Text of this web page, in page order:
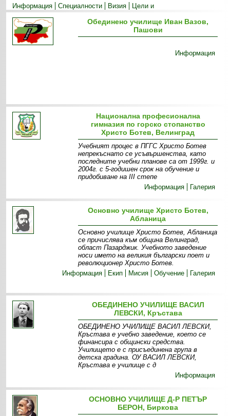
Информация
Специалности Визия
Цели и
приоритети
Екип
Обединено училище Иван Вазов,
Пашови
Информация
Национална професионална
гимназия по горско стопанство
Христо Ботев, Велинград
Учебният процес в ПГГС Христо Ботев
непрекъснато се усъвършенства, като
последните учебни планове са от 1999г. и
2004г. с 5-годишен срок на обучение и
придобиване на III степе
Информация
Галерия
Основно училище Христо Ботев,
Абланица
Основно училище Христо Ботев, Абланица
се причислява към община Велинград,
област Пазарджик. Учебното заведение
носи името на великия български поет и
революционер Христо Ботев.
Информация
Екип Мисия Обучение Галерия
ОБЕДИНЕНО УЧИЛИЩЕ ВАСИЛ
ЛЕВСКИ, Кръстава
ОБЕДИНЕНО УЧИЛИЩЕ ВАСИЛ ЛЕВСКИ,
Кръстава е учебно заведение, което се
финансира с общински средства.
Училището е с присъединена група в
детска градина. ОУ ВАСИЛ ЛЕВСКИ,
Кръстава е училище с д
Информация
ОСНОВНО УЧИЛИЩЕ Д-Р ПЕТЪР
БЕРОН, Биркова